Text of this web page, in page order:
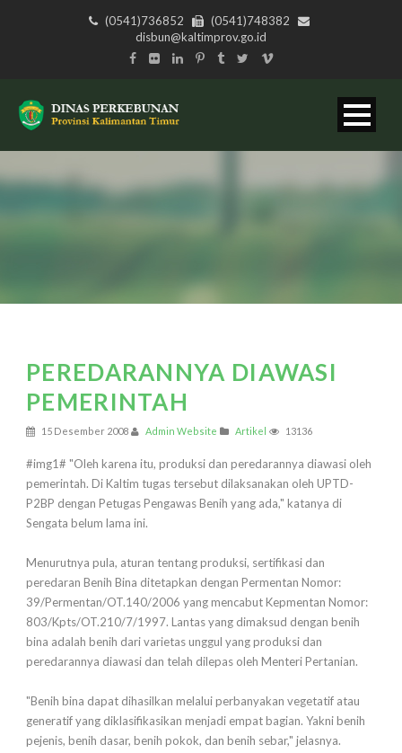
(0541)736852
(0541)748382
disbun@kaltimprov.go.id
PEREDARANNYA DIAWASI
PEMERINTAH
15 Desember 2008 Admin Website Artikel 13136
#img1# "Oleh karena itu, produksi dan peredarannya diawasi oleh
pemerintah. Di Kaltim tugas tersebut dilaksanakan oleh UPTD-
P2BP dengan Petugas Pengawas Benih yang ada," katanya di
Sengata belum lama ini.
Menurutnya pula, aturan tentang produksi, sertifikasi dan
peredaran Benih Bina ditetapkan dengan Permentan Nomor:
39/Permentan/OT.140/2006 yang mencabut Kepmentan Nomor:
803/Kpts/OT.210/7/1997. Lantas yang dimaksud dengan benih
bina adalah benih dari varietas unggul yang produksi dan
peredarannya diawasi dan telah dilepas oleh Menteri Pertanian.
"Benih bina dapat dihasilkan melalui perbanyakan vegetatif atau
generatif yang diklasifikasikan menjadi empat bagian. Yakni benih
pejenis, benih dasar, benih pokok, dan benih sebar," jelasnya.